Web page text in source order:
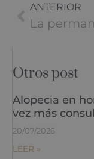
ANTERIOR
Otros post
Alopecia en
vez más
20/07/2026
LEER »